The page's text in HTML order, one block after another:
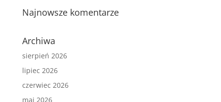
Najnowsze komentarze
Archiwa
sierpień 2026
lipiec 2026
czerwiec 2026
maj 2026